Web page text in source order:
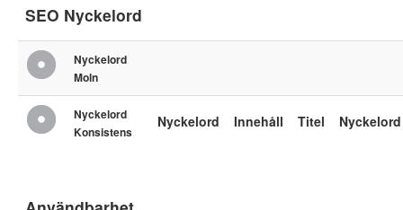
SEO Nyckelord
Nyckelord
Moln
Nyckelord
Konsistens
Nyckelord Innehåll Titel Nyckelord